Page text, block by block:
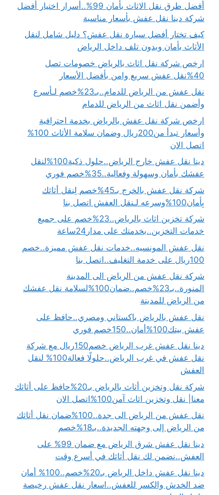
أفضل طرق نقل الاثاث بأمان 99%..أسرار اختيار أفضل
شركة دينا نقل عفش بأسعار مناسبة
كيف تختار أفضل سيارة نقل عفش؟ دليل شامل لنقل
الأثاث بأمان وبدون تلف داخل الرياض
ارخص شركة نقل اثاث بالرياض خصومات تصل
40%نقل عفش سريع وامن بأفضل الأسعار
نقل عفش من الرياض للدمام..بـ23%خصم لـأسرع
وأضمن نقل اثاث من الرياض للدمام
ارخص شركة نقل عفش بالرياض بخدمة احترافية
وأسعار تبدأ من200ريال وضمان سلامة الأثاث 100%
اتصل الان
دينا نقل عفش خارج الرياض..حلول ذكية100%لنقل
عفشك بأمان وسهولة وفعالية..35%خصم فوري
شركة نقل عفش بالخرج بـ45%خصم لِنقل أثاثك
بِأمان100%وسرعه لـنقل العفش اتصل بنا
شركة تخزين اثاث بالرياض..23%خصم على جميع
خدمات التخزين..بخدمتك على مدار24ساعة
نقل عفش المونسيه..خدمات نقل عفش مميزة..خصم
100ريال على خدمة التغليف..اتصل بنا
شركة نقل عفش من الرياض الى المدينة
المنورة..بـ23%خصم..ضمان100%لسلامة نقل عفشك
من الرياض للمدينة
نقل عفش بالرياض باكستاني ومصري..حافظ على
عفش بيتك100%أمان..150خصم فوري
دينا نقل عفش غرب الرياض خصم150ريال مع شركة
نقل عفش في غرب الرياض..حلولًا فعالة100% لنقل
العفش
شركة نقل وتخزين أثاث بالرياض بـ20%حافظ على أثاثك
معنا| نقل وتخزين اثاث آمن100%اتصل الان
نقل عفش من الرياض الى جدة..100%ضمان نقل أثاثك
من الرياض إلى وجهته الجديدة..بـ18%خصم
دينا نقل عفش شرق الرياض مع ضمان 99% على
العفش..نضمن لك نقل أثاثك في أسرع وقت
دينا نقل عفش داخل الرياض بـ20%خصم..100% أمان
ضد الخدش والكسر للعفش..اسعار نقل عفش رخيصة